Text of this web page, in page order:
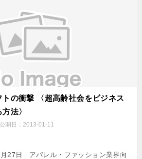
の衝撃 〈超高齢社会をビジネス
法〉
公開日： 2013-01-11
27日 アパレル・ファッション業界向